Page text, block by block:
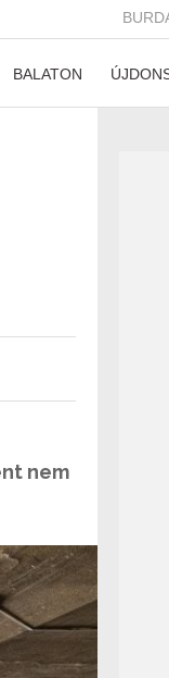
BALATON
nem